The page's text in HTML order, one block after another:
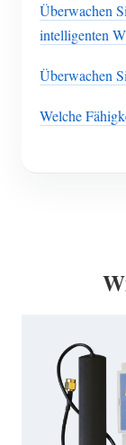
Überwachen
intelligenten
Überwachen
Welche